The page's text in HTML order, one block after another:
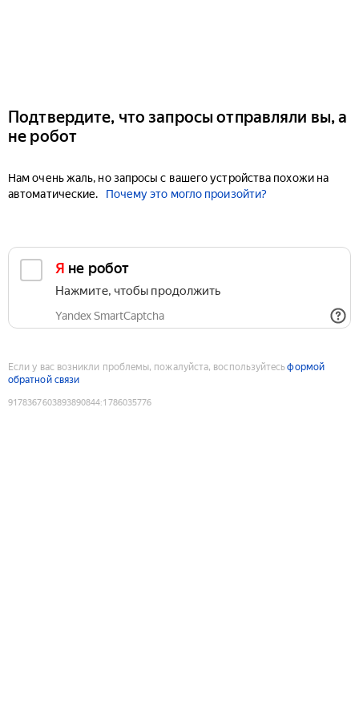
Подтвердите, что запросы отправляли вы, а
не робот
Нам очень жаль, но запросы с вашего устройства похожи на
автоматические.
Почему это могло произойти?
Я не робот
Нажмите, чтобы продолжить
Yandex SmartCaptcha
Если у вас возникли проблемы, пожалуйста, воспользуйтесьформой
обратной связи
9178367603893890844:1786035776